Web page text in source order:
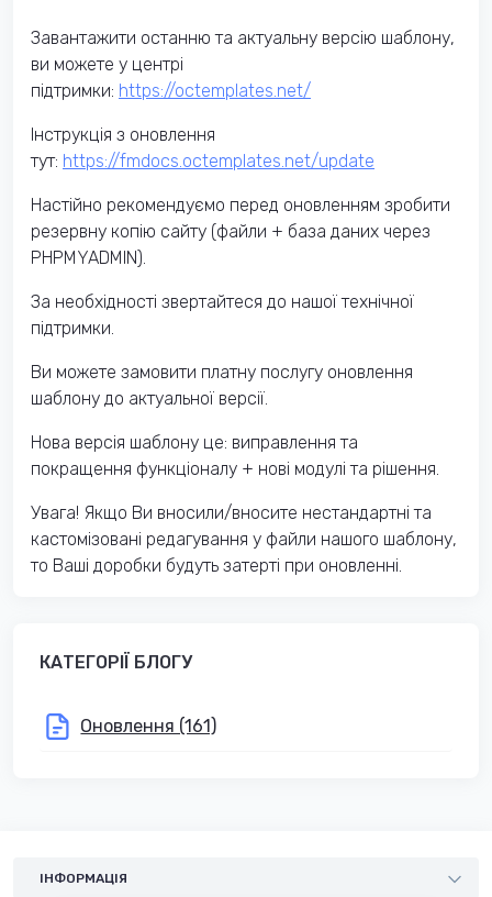
Завантажити останню та актуальну версію шаблону,
ви можете у центрі
підтримки: https://octemplates.net/
Інструкція з оновлення
тут: https://fmdocs.octemplates.net/update
Настійно рекомендуємо перед оновленням зробити
резервну копію сайту (файли + база даних через
PHPMYADMIN).
За необхідності звертайтеся до нашої технічної
підтримки.
Ви можете замовити платну послугу оновлення
шаблону до актуальної версії.
Нова версія шаблону це: виправлення та
покращення функціоналу + нові модулі та рішення.
Увага! Якщо Ви вносили/вносите нестандартні та
кастомізовані редагування у файли нашого шаблону,
то Ваші доробки будуть затерті при оновленні.
КАТЕГОРІЇ БЛОГУ
Оновлення (161)
ІНФОРМАЦІЯ